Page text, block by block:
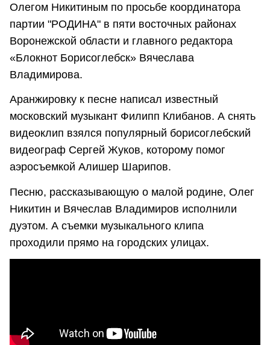
Олегом Никитиным по просьбе координатора
партии "РОДИНА" в пяти восточных районах
Воронежской области и главного редактора
«Блокнот Борисоглебск» Вячеслава
Владимирова.
Аранжировку к песне написал известный
московский музыкант Филипп Клибанов. А снять
видеоклип взялся популярный борисоглебский
видеограф Сергей Жуков, которому помог
аэросъемкой Алишер Шарипов.
Песню, рассказывающую о малой родине, Олег
Никитин и Вячеслав Владимиров исполнили
дуэтом. А съемки музыкального клипа
проходили прямо на городских улицах.